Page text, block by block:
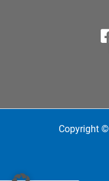
Copyright